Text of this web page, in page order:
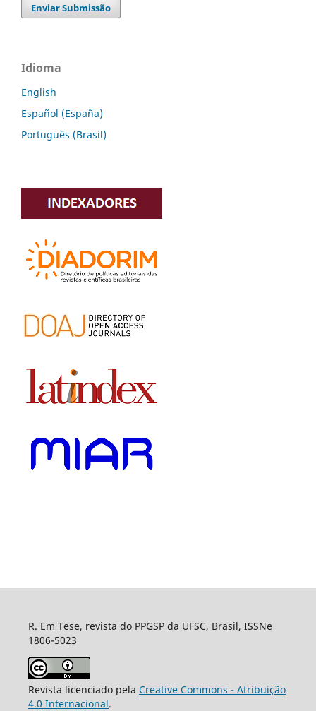
Enviar Submissão
Idioma
English
Español (España)
Português (Brasil)
R. Em Tese, revista do PPGSP da UFSC, Brasil, ISSNe
1806-5023
Revista licenciado pela Creative Commons - Atribuição
4.0 Internacional.